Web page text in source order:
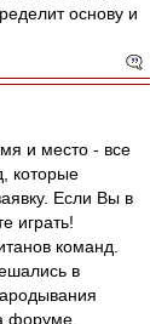
основу и
и место - все
которые
Если Вы в
играть!
команд.
в
форуме.